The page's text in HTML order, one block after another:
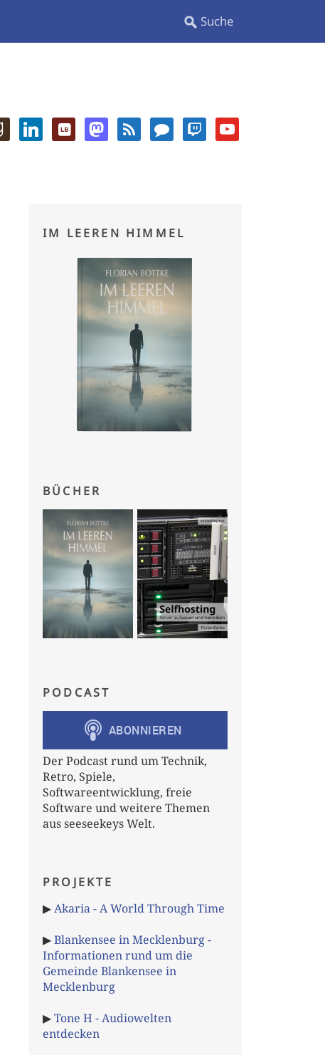
IM LEEREN HIMMEL
BÜCHER
PODCAST
Der Podcast rund um Technik,
Retro, Spiele,
Softwareentwicklung, freie
Software und weitere Themen
aus seeseekeys Welt.
PROJEKTE
▶Akaria - A World Through Time
▶Blankensee in Mecklenburg -
Informationen rund um die
Gemeinde Blankensee in
Mecklenburg
▶Tone H - Audiowelten
entdecken